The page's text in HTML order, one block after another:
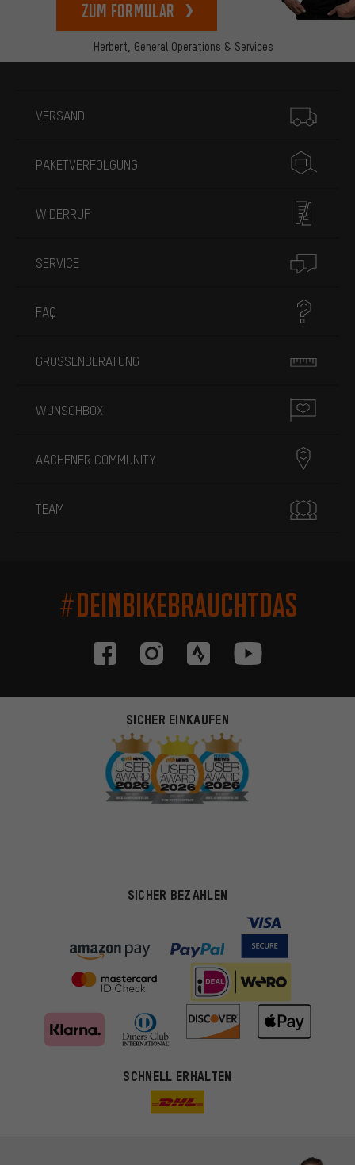
Herbert, General Operations & Services
zum Formular
VERSAND
PAKETVERFOLGUNG
WIDERRUF
SERVICE
FAQ
GRÖSSENBERATUNG
WUNSCHBOX
AACHENER COMMUNITY
TEAM
#DEINBIKEBRAUCHTDAS
SICHER EINKAUFEN
SICHER BEZAHLEN
SCHNELL ERHALTEN